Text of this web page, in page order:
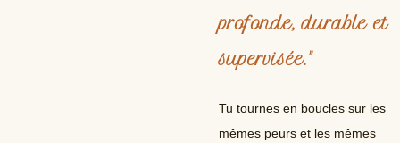
profonde, durable et
supervisée."
Tu tournes en boucles sur les
mêmes peurs et les mêmes